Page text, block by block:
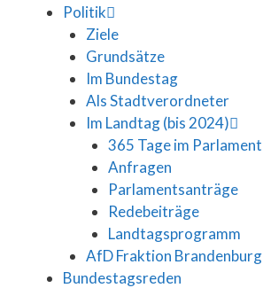
Politik
Ziele
Grundsätze
Im Bundestag
Als Stadtverordneter
Im Landtag (bis 2024)
365 Tage im Parlament
Anfragen
Parlamentsanträge
Redebeiträge
Landtagsprogramm
AfD Fraktion Brandenburg
Bundestagsreden